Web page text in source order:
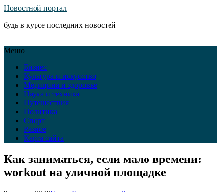
Новостной портал
будь в курсе последних новостей
Меню
Бизнес
Культура и искусство
Медицина и здоровье
Наука и техника
Путешествия
Политика
Спорт
Разное
Карта сайта
Как заниматься, если мало времени:
workout на уличной площадке